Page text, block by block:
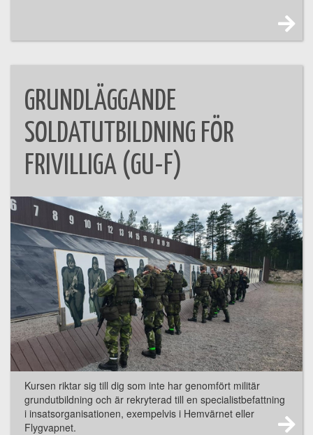
GRUNDLÄGGANDE
SOLDATUTBILDNING FÖR
FRIVILLIGA (GU-F)
Kursen riktar sig till dig som inte har genomfört militär
grundutbildning och är rekryterad till en specialistbefattning
i insatsorganisationen, exempelvis i Hemvärnet eller
Flygvapnet.